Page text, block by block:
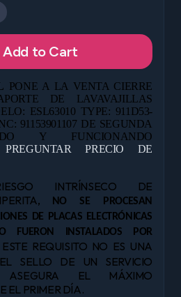
Add to Cart
PONE A LA VENTA CIERRE
DE LAVAVAJILLAS
ESL63010 TYPE: 911D53-
91153901107 DE SEGUNDA
Y FUNCIONANDO
PREGUNTAR PRECIO DE
INTRÍNSECO DE
NO SE PROCESAN
DE PLACAS ELECTRÓNICAS
INSTALADOS POR
ESTE REQUISITO NO ES UNA
SELLO DE UN SERVICIO
ASEGURA EL MÁXIMO
EL PRIMER DÍA.